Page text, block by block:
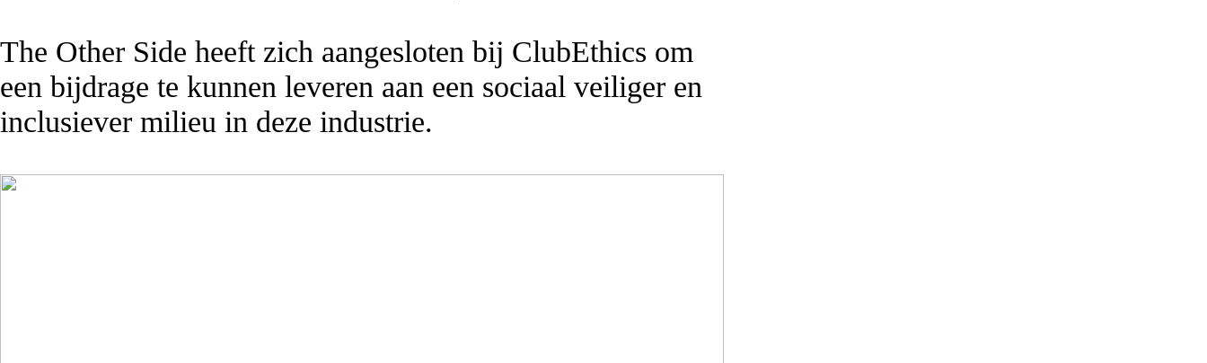
The Other Side heeft zich aangesloten bij ClubEthics om
een bijdrage te kunnen leveren aan een sociaal veiliger en
inclusiever milieu in deze industrie.